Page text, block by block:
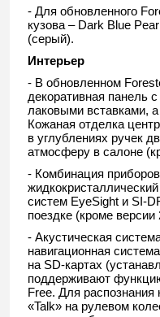
- Для обновленного
кузова – Dark Blue
(серый).
Интерьер
- В обновленном
декоративная панель
лаковыми вставками,
Кожаная отделка
в углублениях ручек
атмосферу в салоне
- Комбинация
систем EyeSight и SI-
поездке (кроме версии
- Акустическая
навигационная
на SD-картах
поддерживают
Free. Для распознания
«Talk» на рулевом